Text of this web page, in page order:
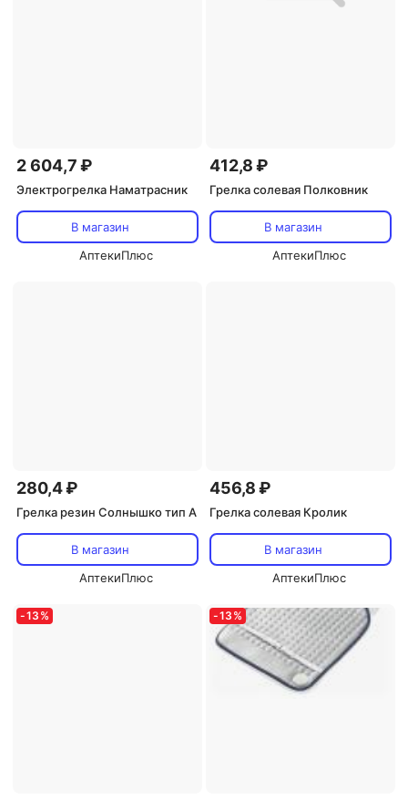
2 604,7 ₽
Электрогрелка Наматрасник
В магазин
АптекиПлюс
412,8 ₽
Грелка солевая Полковник
В магазин
АптекиПлюс
280,4 ₽
Грелка резин Солнышко тип А
В магазин
АптекиПлюс
456,8 ₽
Грелка солевая Кролик
В магазин
АптекиПлюс
-13 % -13 %